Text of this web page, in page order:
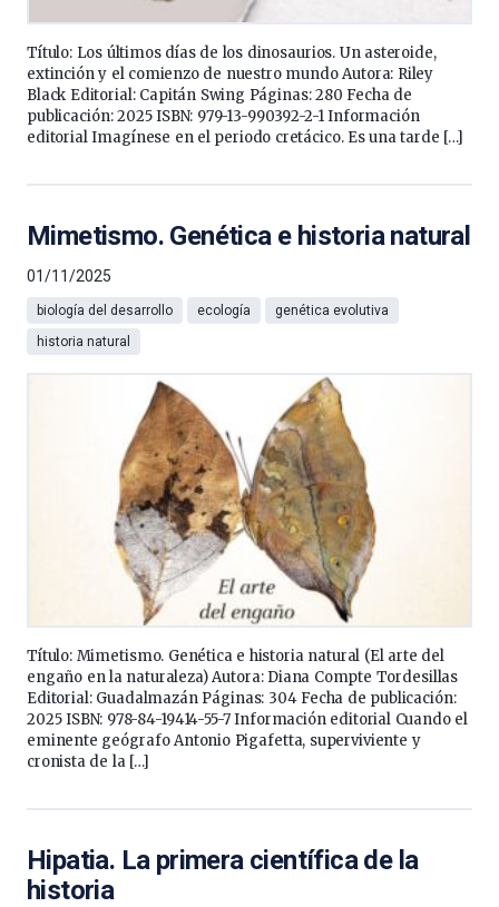
Título: Los últimos días de los dinosaurios. Un asteroide,
extinción y el comienzo de nuestro mundo Autora: Riley
Black Editorial: Capitán Swing Páginas: 280 Fecha de
publicación: 2025 ISBN: 979-13-990392-2-1 Información
editorial Imagínese en el periodo cretácico. Es una tarde […]
Mimetismo. Genética e historia natural
01/11/2025
biología del desarrollo ecología
genética evolutiva
historia natural
Título: Mimetismo. Genética e historia natural (El arte del
engaño en la naturaleza) Autora: Diana Compte Tordesillas
Editorial: Guadalmazán Páginas: 304 Fecha de publicación:
2025 ISBN: 978-84-19414-55-7 Información editorial Cuando el
eminente geógrafo Antonio Pigafetta, superviviente y
cronista de la […]
Hipatia. La primera científica de la
historia